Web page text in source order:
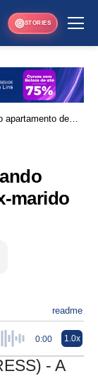
STORIES
apartamento de
marido
readme
0:00 1.0x
- A